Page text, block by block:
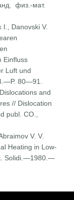
физ.-мат.
Danovski V.
Einfluss
Luft und
80—91.
and
// Dislocation
publ. CO.,
V. V.
Heating in Low-
Solidi.—1980.—